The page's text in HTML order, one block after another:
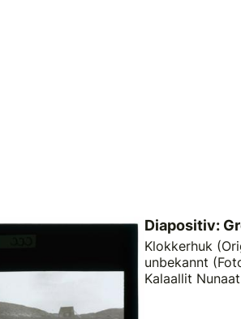
Diapositiv:
Klokkerhuk
unbekannt
Kalaallit